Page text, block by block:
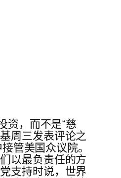
资，而不是“慈
周三发表评论之
管美国众议院。
以最负责任的方
支持时说，世界